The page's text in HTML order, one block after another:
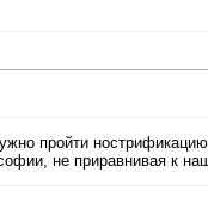
пройти
не приравнивая к